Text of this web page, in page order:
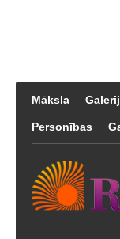
Māksla
Personības